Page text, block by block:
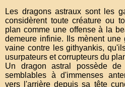
Les dragons astraux sont les
considèrent toute créature ou
plan comme une offense à la
demeure infinie. Ils mènent
vaine contre les githyankis,
usurpateurs et corrupteurs du
Un dragon astral possède de
semblables à d'immenses
vers l'arrière depuis sa tête